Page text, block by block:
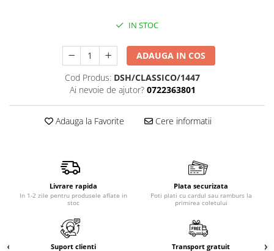
Produse pentru protectie solara
Servetele umede
Accesorii ingrijire corp
Mascara
Creion si tus ochi
Aplicatoare si pensule machiaj
Accesorii machiaj
Igiena dentara
Periute de dinti
Pasta de dinti
IN STOC
ADAUGA IN COS
Cod Produs: DSH/CLASSICO/1447
Ai nevoie de ajutor? 0722363801
Adauga la Favorite Cere informatii
Livrare rapida
In 1-2 zile pentru produsele aflate in
stoc
Plata securizata
Poti plati cu cardul sau ramburs la
primirea coletului
Suport clienti Transport gratuit